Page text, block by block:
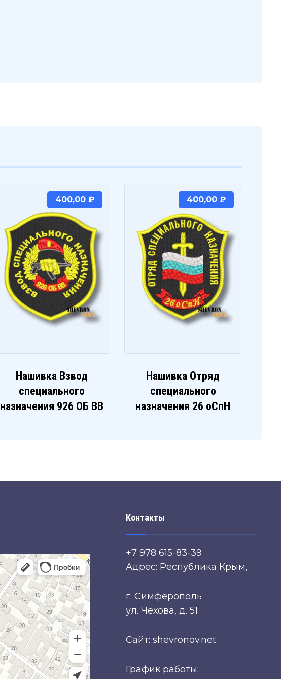
Нашивка Взвод
специального
назначения 926 ОБ ВВ
400,00 ₽
Нашивка Отряд
специального
назначения 26 оСпН
400,00 ₽
Контакты
+7 978 615-83-39
Адрес: Республика Крым,
г. Симферополь
ул. Чехова, д. 51
Сайт: shevronov.net
График работы: